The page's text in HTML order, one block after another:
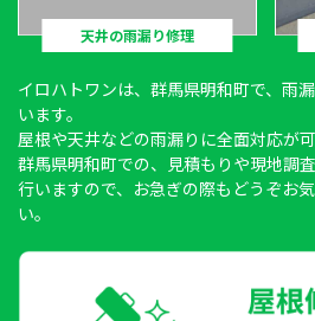
天井の雨漏り修理
イロハトワンは、群馬県明和町で、雨
います。
屋根や天井などの雨漏りに全面対応が可
群馬県明和町での、見積もりや現地調
行いますので、お急ぎの際もどうぞお
い。